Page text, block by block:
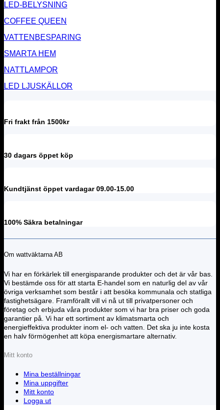
LED-BELYSNING
COFFEE QUEEN
VATTENBESPARING
SMARTA HEM
NATTLAMPOR
LED LJUSKÄLLOR
Fri frakt från 1500kr
30 dagars öppet köp
Kundtjänst öppet vardagar 09.00-15.00
100% Säkra betalningar
Om wattväktarna AB
Vi har en förkärlek till energisparande produkter och det är vår bas.
Vi bestämde oss för att starta E-handel som en naturlig del av vår
övriga verksamhet som består i att besöka kommunala och statliga
fastighetsägare. Framförallt vill vi nå ut till privatpersoner och
företag och erbjuda våra produkter som vi har bra priser och goda
garantier på. Vi har ett sortiment av klimatsmarta och
energieffektiva produkter inom el- och vatten. Det ska ju inte kosta
en halv förmögenhet att köpa energismartare alternativ.
Mitt konto
Mina beställningar
Mina uppgifter
Mitt konto
Logga ut